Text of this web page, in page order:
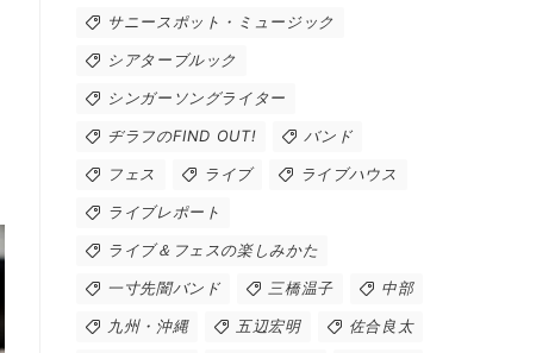
サニースポット・ミュージック
シアターブルック
シンガーソングライター
ヂラフのFIND OUT! バンド
フェス ライブ ライブハウス
ライブレポート
ライブ＆フェスの楽しみかた
一寸先闇バンド 三橋温子 中部
九州・沖縄 五辺宏明 佐合良太